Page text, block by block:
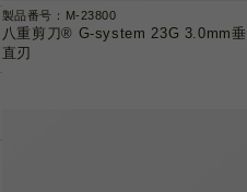
製品番号：M-23800
八重剪刀® G-system 23G 3.0mm垂
直刃